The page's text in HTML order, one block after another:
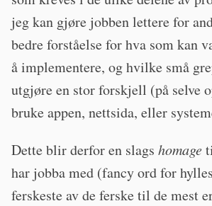
jeg kan gjøre jobben lettere for
bedre forståelse for hva som kan
å implementere, og hvilke små
utgjøre en stor forskjell (på selve
bruke appen, nettsida, eller
Dette blir derfor en slags homage
har jobba med (fancy ord for
ferskeste av de ferske til de mest